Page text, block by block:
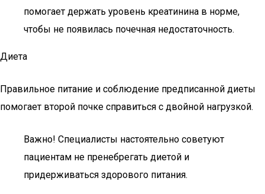
помогает держать уровень креатинина в норме,
чтобы не появилась почечная недостаточность.
Диета
Правильное питание и соблюдение предписанной диеты
помогает второй почке справиться с двойной нагрузкой.
Важно! Специалисты настоятельно советуют
пациентам не пренебрегать диетой и
придерживаться здорового питания.